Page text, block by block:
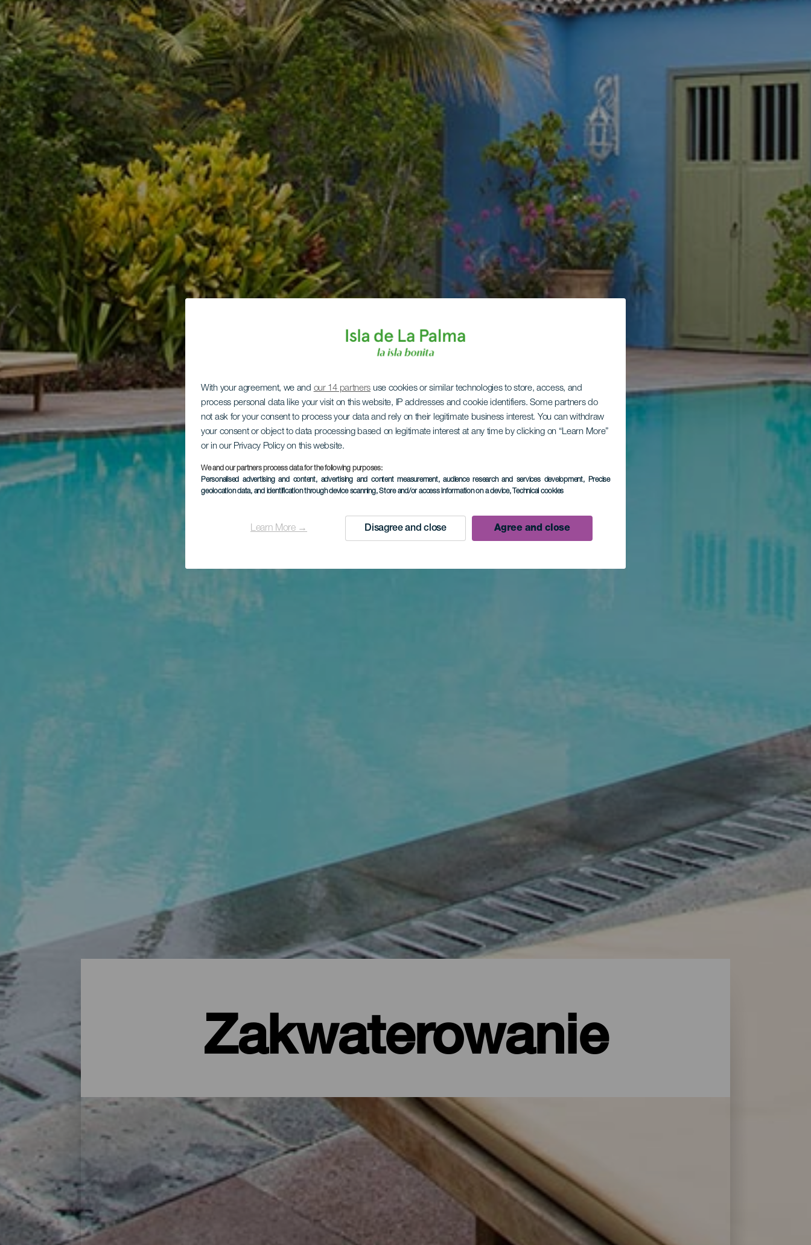
With your agreement, we and our 14 partners use cookies or similar technologies to store, access, and
process personal data like your visit on this website, IP addresses and cookie identifiers. Some partners do
not ask for your consent to process your data and rely on their legitimate business interest. You can withdraw
your consent or object to data processing based on legitimate interest at any time by clicking on “Learn More”
or in our Privacy Policy on this website.
We and our partners process data for the following purposes:
Personalised advertising and content, advertising and content measurement, audience research and services development, Precise
geolocation data, and identification through device scanning, Store and/or access information on a device, Technical cookies
Learn More → Disagree and close Agree and close
Zakwaterowanie
Noclegi na La Palmie – hotele, apartamenty…
Wiejski domek na łonie natury, apartament nad samym morzem, czy też malowniczy hotel otoczony dziką przyrodą i z wszelkimi usługami i
udogodnieniami – licząca nieco ponad 700 km² La Palma oferuje rozmaite opcje wypoczynku dla każdego turysty. Znajdź idealne rozwiązanie, aby
naładować baterie po całym dniu zwiedzania wyspy lub by oderwać się od codzienności na kilka dni, korzystając z naszej listy najlepszych obiektów